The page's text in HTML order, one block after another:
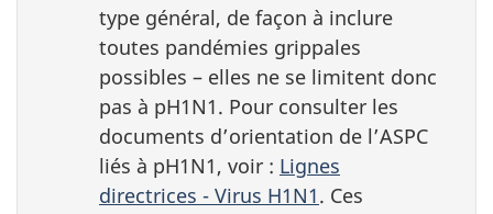
type général, de façon à inclure
toutes pandémies grippales
possibles – elles ne se limitent donc
pas à pH1N1. Pour consulter les
documents d’orientation de l’ASPC
liés à pH1N1, voir : Lignes
directrices - Virus H1N1. Ces